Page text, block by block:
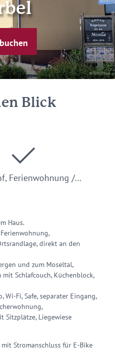
© Schnitzius
Blick
Ferienwohnung /…
Haus.
direkt an den
und zum Moseltal,
Schlafcouch, Küchenblock,
Wi-Fi, Safe, separater Eingang,
Sitzplätze, Liegewiese
Stromanschluss für E-Bike